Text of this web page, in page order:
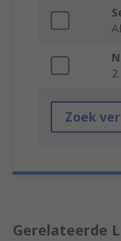
2
Zoek
Gerelateerde